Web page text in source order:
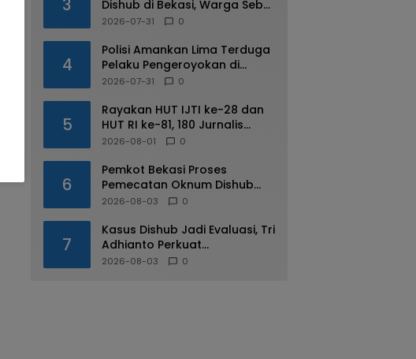
3
Dishub di Bekasi, Warga Sebut
Praktik Diduga Sudah
2026-07-31 0
4
Polisi Amankan Lima Terduga
Pelaku Pengeroyokan di
Kalimalang
2026-07-31 0
5
Rayakan HUT IJTI ke-28 dan
HUT RI ke-81, 180 Jurnalis
Jabodetabek Adu di IJTI
2026-08-01 0
6
Pemkot Bekasi Proses
Pemecatan Oknum Dishub
Yang Diduga Lakukan Pungli
2026-08-03 0
7
Kasus Dishub Jadi Evaluasi, Tri
Adhianto Perkuat
Pengawasan Aparatur
2026-08-03 0